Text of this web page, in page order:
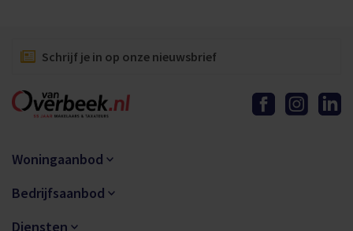
Schrijf je in op onze nieuwsbrief
Woningaanbod
Bedrijfsaanbod
Diensten